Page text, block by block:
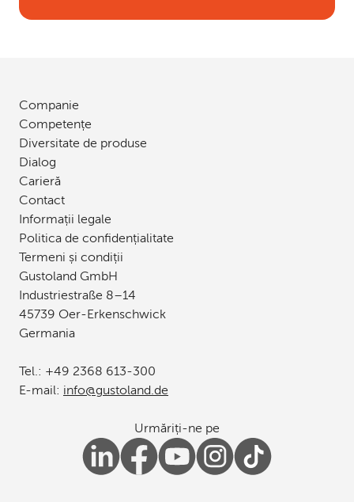
Companie
Competențe
Diversitate de produse
Dialog
Carieră
Contact
Informații legale
Politica de confidențialitate
Termeni și condiții
Gustoland GmbH
Industriestraße 8–14
45739 Oer-Erkenschwick
Germania
Tel.: +49 2368 613-300
E-mail: info@gustoland.de
Urmăriți-ne pe